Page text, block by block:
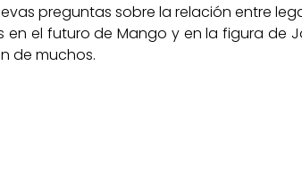
preguntas sobre la relación entre
en el futuro de Mango y en la figura de
de muchos.